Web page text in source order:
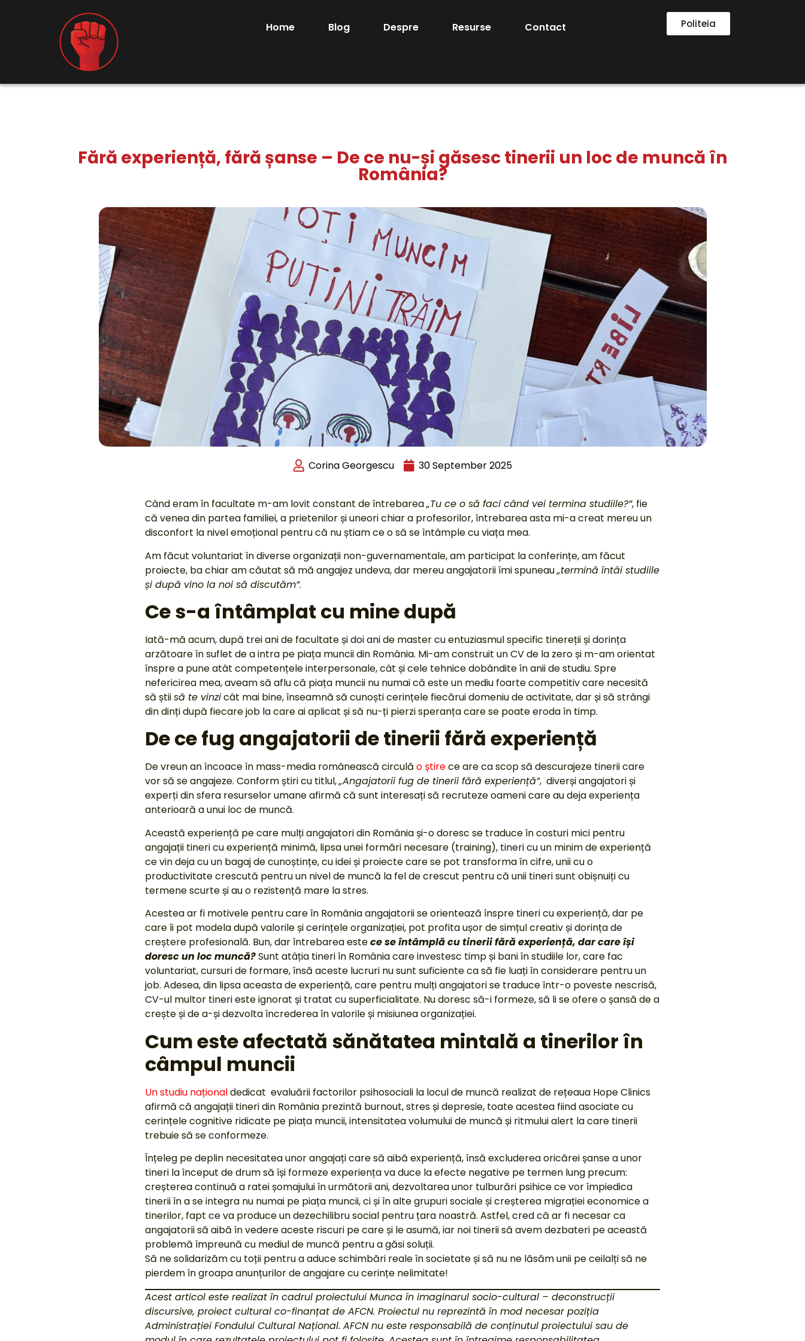
Home Blog Despre Resurse Contact Politeia
Fără experiență, fără șanse – De ce nu-și găsesc tinerii un loc de muncă în
România?
Corina Georgescu 30 September 2025
Când eram în facultate m-am lovit constant de întrebarea„Tu ce o să faci când vei termina studiile?”, fie
că venea din partea familiei, a prietenilor și uneori chiar a profesorilor, întrebarea asta mi-a creat mereu un
disconfort la nivel emoțional pentru că nu știam ce o să se întâmple cu viața mea.
Am făcut voluntariat în diverse organizații non-guvernamentale, am participat la conferințe, am făcut
proiecte, ba chiar am căutat să mă angajez undeva, dar mereu angajatorii îmi spuneau„termină întâi studiile
și după vino la noi să discutăm”.
Ce s-a întâmplat cu mine după
Iată-mă acum, după trei ani de facultate și doi ani de master cu entuziasmul specific tinereții și dorința
arzătoare în suflet de a intra pe piața muncii din România. Mi-am construit un CV de la zero și m-am orientat
înspre a pune atât competențele interpersonale, cât și cele tehnice dobândite în anii de studiu. Spre
nefericirea mea, aveam să aflu că piața muncii nu numai că este un mediu foarte competitiv care necesită
să știisă te vinzicât mai bine, înseamnă să cunoști cerințele fiecărui domeniu de activitate, dar și să strângi
din dinți după fiecare job la care ai aplicat și să nu-ți pierzi speranța care se poate eroda în timp.
De ce fug angajatorii de tinerii fără experiență
De vreun an încoace în mass-media românească circulă o știrece are ca scop să descurajeze tinerii care
vor să se angajeze. Conform știri cu titlul,„Angajatorii fug de tinerii fără experiență”, diverși angajatori și
experți din sfera resurselor umane afirmă că sunt interesați să recruteze oameni care au deja experiența
anterioară a unui loc de muncă.
Această experiență pe care mulți angajatori din România și-o doresc se traduce în costuri mici pentru
angajații tineri cu experiență minimă, lipsa unei formări necesare (training), tineri cu un minim de experiență
ce vin deja cu un bagaj de cunoștințe, cu idei și proiecte care se pot transforma în cifre, unii cu o
productivitate crescută pentru un nivel de muncă la fel de crescut pentru că unii tineri sunt obișnuiți cu
termene scurte și au o rezistență mare la stres.
Acestea ar fi motivele pentru care în România angajatorii se orientează înspre tineri cu experiență, dar pe
care îi pot modela după valorile și cerințele organizației, pot profita ușor de simțul creativ și dorința de
creștere profesională. Bun, dar întrebarea estece se întâmplă cu tinerii fără experiență, dar care își
doresc un loc muncă?Sunt atâția tineri în România care investesc timp și bani în studiile lor, care fac
voluntariat, cursuri de formare, însă aceste lucruri nu sunt suficiente ca să fie luați în considerare pentru un
job. Adesea, din lipsa aceasta de experiență, care pentru mulți angajatori se traduce într-o poveste nescrisă,
CV-ul multor tineri este ignorat și tratat cu superficialitate. Nu doresc să-i formeze, să li se ofere o șansă de a
crește și de a-și dezvolta încrederea în valorile și misiunea organizației.
Cum este afectată sănătatea mintală a tinerilor în
câmpul muncii
Un studiu naționaldedicat evaluării factorilor psihosociali la locul de muncă realizat de rețeaua Hope Clinics
afirmă că angajații tineri din România prezintă burnout, stres și depresie, toate acestea fiind asociate cu
cerințele cognitive ridicate pe piața muncii, intensitatea volumului de muncă și ritmului alert la care tinerii
trebuie să se conformeze.
Înțeleg pe deplin necesitatea unor angajați care să aibă experiență, însă excluderea oricărei șanse a unor
tineri la început de drum să își formeze experiența va duce la efecte negative pe termen lung precum:
creșterea continuă a ratei șomajului în următorii ani, dezvoltarea unor tulburări psihice ce vor împiedica
tinerii în a se integra nu numai pe piața muncii, ci și în alte grupuri sociale și creșterea migrației economice a
tinerilor, fapt ce va produce un dezechilibru social pentru țara noastră. Astfel, cred că ar fi necesar ca
angajatorii să aibă în vedere aceste riscuri pe care și le asumă, iar noi tinerii să avem dezbateri pe această
problemă împreună cu mediul de muncă pentru a găsi soluții.
Să ne solidarizăm cu toții pentru a aduce schimbări reale în societate și să nu ne lăsăm unii pe ceilalți să ne
pierdem în groapa anunțurilor de angajare cu cerințe nelimitate!
Acest articol este realizat în cadrul proiectului Munca în imaginarul socio-cultural – deconstrucții
discursive, proiect cultural co-finanțat de AFCN. Proiectul nu reprezintă în mod necesar poziția
Administrației Fondului Cultural Național. AFCN nu este responsabilă de conținutul proiectului sau de